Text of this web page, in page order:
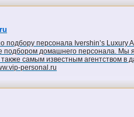
подбору персонала Ivershin’s
подбором домашнего персонала.
самым известным агентством в
personal.ru